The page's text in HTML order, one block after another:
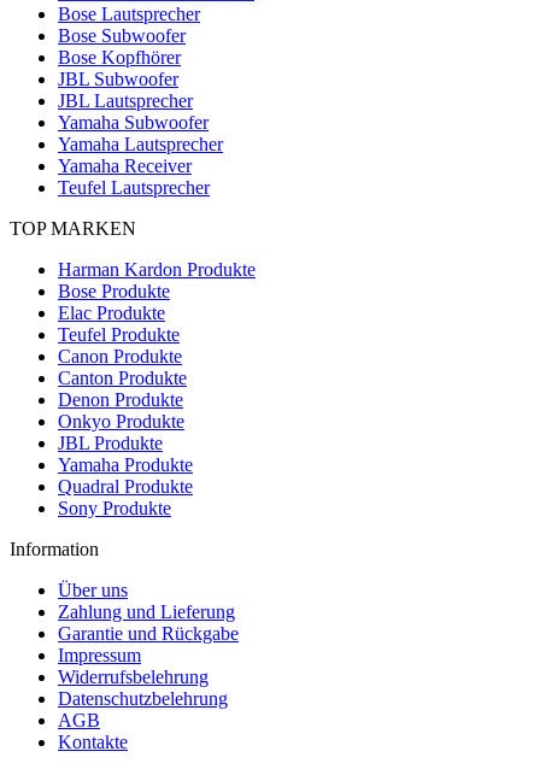
Bose Lautsprecher
Bose Subwoofer
Bose Kopfhörer
JBL Subwoofer
JBL Lautsprecher
Yamaha Subwoofer
Yamaha Lautsprecher
Yamaha Receiver
Teufel Lautsprecher
TOP MARKEN
Harman Kardon Produkte
Bose Produkte
Elac Produkte
Teufel Produkte
Canon Produkte
Canton Produkte
Denon Produkte
Onkyo Produkte
JBL Produkte
Yamaha Produkte
Quadral Produkte
Sony Produkte
Information
Über uns
Zahlung und Lieferung
Garantie und Rückgabe
Impressum
Widerrufsbelehrung
Datenschutzbelehrung
AGB
Kontakte